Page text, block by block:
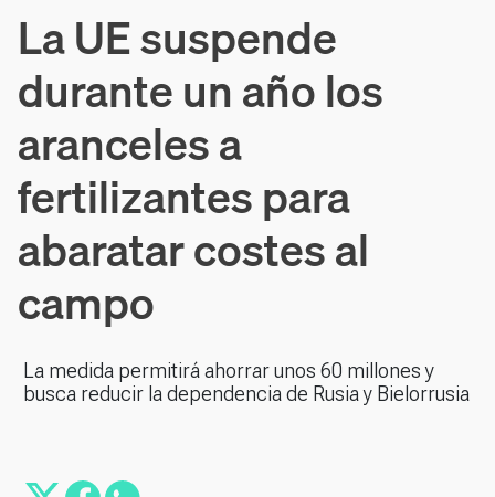
La UE suspende
durante un año los
aranceles a
fertilizantes para
abaratar costes al
campo
La medida permitirá ahorrar unos 60 millones y
busca reducir la dependencia de Rusia y Bielorrusia